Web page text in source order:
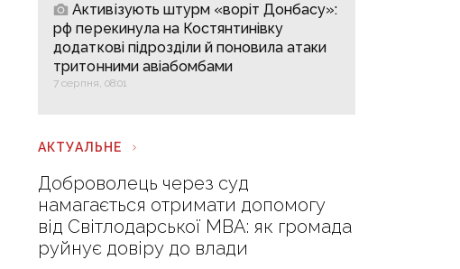
Активізують штурм «воріт Донбасу»:
рф перекинула на Костянтинівку
додаткові підрозділи й поновила атаки
тритонними авіабомбами
7 серпня, 08:01
АКТУАЛЬНЕ
Доброволець через суд
намагається отримати допомогу
від Світлодарської МВА: як громада
руйнує довіру до влади